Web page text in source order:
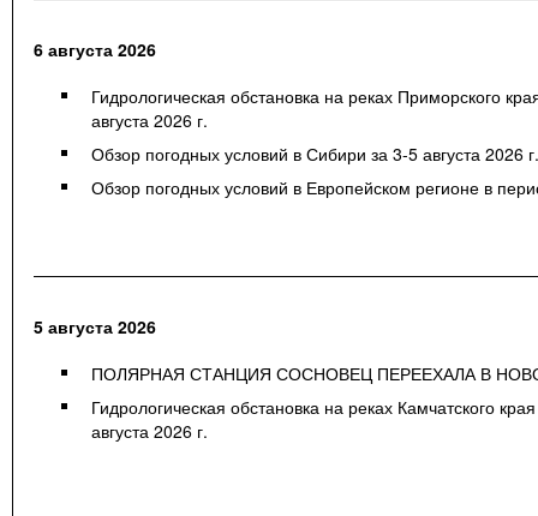
6 августа 2026
Гидрологическая обстановка на реках Приморского
августа 2026 г.
Обзор погодных условий в Сибири за 3-5 августа 2026 г.
Обзор погодных условий в Европейском регионе в
5 августа 2026
ПОЛЯРНАЯ СТАНЦИЯ СОСНОВЕЦ ПЕРЕЕХАЛА В
Гидрологическая обстановка на реках Камчатского
августа 2026 г.